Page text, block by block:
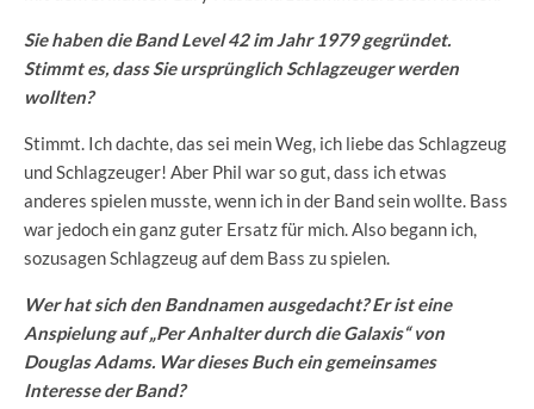
Sie haben die Band Level 42 im Jahr 1979 gegründet.
Stimmt es, dass Sie ursprünglich Schlagzeuger werden
wollten?
Stimmt. Ich dachte, das sei mein Weg, ich liebe das Schlagzeug
und Schlagzeuger! Aber Phil war so gut, dass ich etwas
anderes spielen musste, wenn ich in der Band sein wollte. Bass
war jedoch ein ganz guter Ersatz für mich. Also begann ich,
sozusagen Schlagzeug auf dem Bass zu spielen.
Wer hat sich den Bandnamen ausgedacht? Er ist eine
Anspielung auf „Per Anhalter durch die Galaxis“ von
Douglas Adams. War dieses Buch ein gemeinsames
Interesse der Band?